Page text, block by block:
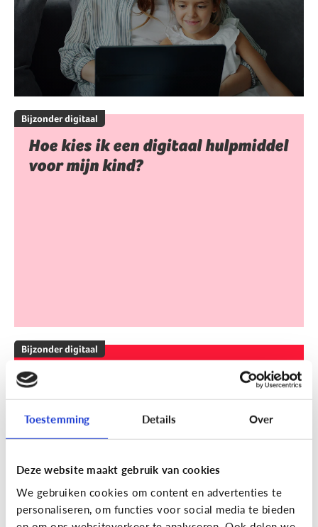
Toestemming Details Over
Deze website maakt gebruik van cookies
We gebruiken cookies om content en advertenties te
personaliseren, om functies voor social media te bieden
Bijzonder digitaal
Hoe kies ik een digitaal hulpmiddel
voor mijn kind?
Bijzonder digitaal
Mijn kind is slechthorend of doof.
Welke apps of toepassingen
kunnen helpen?